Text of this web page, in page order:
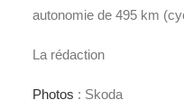
autonomie de 495 km
La rédaction
Photos : Skoda